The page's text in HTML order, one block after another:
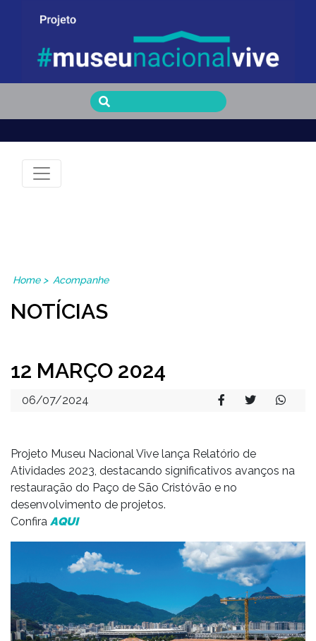
Museu Nacional Vive
Home> Acompanhe
NOTÍCIAS
12 MARÇO 2024
06/07/2024
Projeto Museu Nacional Vive lança Relatório de
Atividades 2023, destacando significativos avanços na
restauração do Paço de São Cristóvão e no
desenvolvimento de projetos.
Confira AQUI